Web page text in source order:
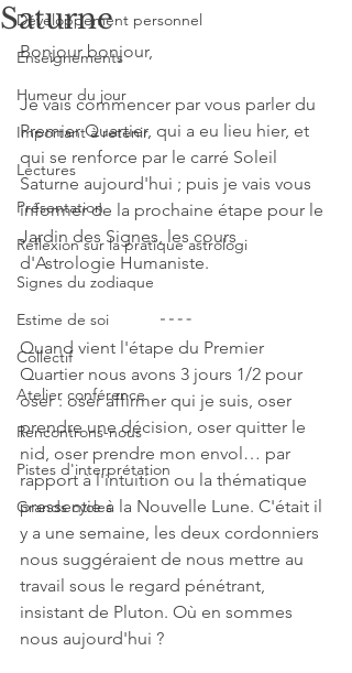
Développement personnel
Enseignements
Humeur du jour
Important à retenir
Lectures
Présentation
Réflexion sur la pratique astrologi
Signes du zodiaque
Estime de soi
Collectif
Atelier conférence
Rencontrons-nous
Pistes d'interprétation
Grands cycles
Saturne
Bonjour bonjour,
Je vais commencer par vous parler du
Premier Quartier, qui a eu lieu hier, et
qui se renforce par le carré Soleil
Saturne aujourd'hui ; puis je vais vous
informer de la prochaine étape pour le
Jardin des Signes, les cours
d'Astrologie Humaniste.
Quand vient l'étape du Premier
Quartier nous avons 3 jours 1/2 pour
oser : oser affirmer qui je suis, oser
prendre une décision, oser quitter le
nid, oser prendre mon envol… par
rapport à l'intuition ou la thématique
pressentie à la Nouvelle Lune. C'était il
y a une semaine, les deux cordonniers
nous suggéraient de nous mettre au
travail sous le regard pénétrant,
insistant de Pluton. Où en sommes
nous aujourd'hui ?